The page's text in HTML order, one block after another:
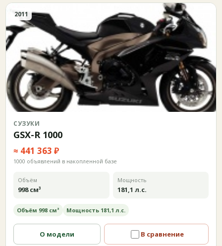
2011
СУЗУКИ
GSX-R 1000
≈ 441 363 ₽
1000 объявлений в накопленной базе
Объём
998 см³
Мощность
181,1 л.с.
Объём 998 см³ Мощность 181,1 л.с.
О модели В сравнение